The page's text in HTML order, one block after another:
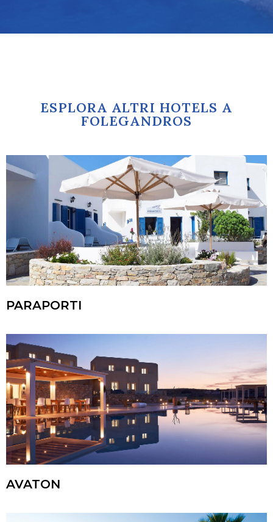
ESPLORA ALTRI HOTELS A
FOLEGANDROS
PARAPORTI
AVATON